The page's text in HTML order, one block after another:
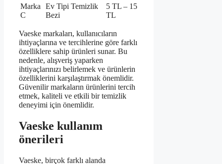
Marka
C
Ev Tipi Temizlik
Bezi
5 TL – 15
TL
Vaeske markaları, kullanıcıların
ihtiyaçlarına ve tercihlerine göre farklı
özelliklere sahip ürünleri sunar. Bu
nedenle, alışveriş yaparken
ihtiyaçlarınızı belirlemek ve ürünlerin
özelliklerini karşılaştırmak önemlidir.
Güvenilir markaların ürünlerini tercih
etmek, kaliteli ve etkili bir temizlik
deneyimi için önemlidir.
Vaeske kullanım
önerileri
Vaeske, birçok farklı alanda